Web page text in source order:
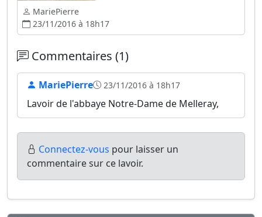
MariePierre
23/11/2016 à 18h17
Commentaires (1)
MariePierre 23/11/2016 à 18h17
Lavoir de l'abbaye Notre-Dame de Melleray,
Connectez-vous pour laisser un
commentaire sur ce lavoir.